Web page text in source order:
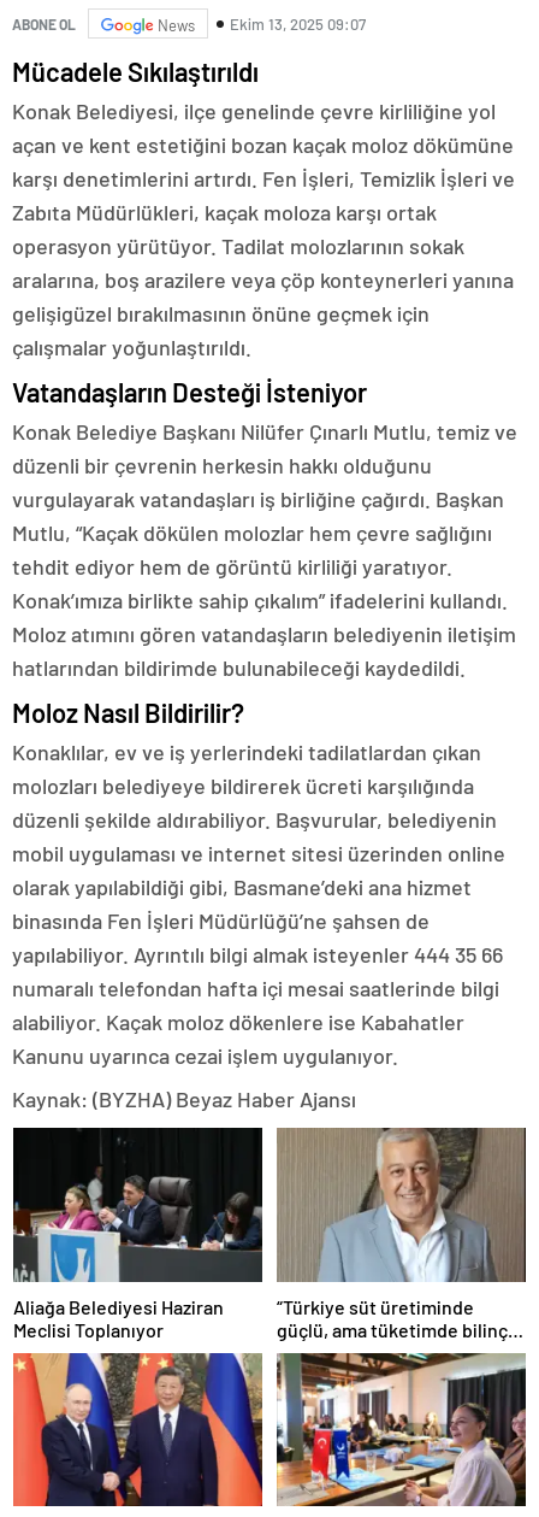
ABONE OL News Ekim 13, 2025 09:07
Mücadele Sıkılaştırıldı
Konak Belediyesi, ilçe genelinde çevre kirliliğine yol
açan ve kent estetiğini bozan kaçak moloz dökümüne
karşı denetimlerini artırdı. Fen İşleri, Temizlik İşleri ve
Zabıta Müdürlükleri, kaçak moloza karşı ortak
operasyon yürütüyor. Tadilat molozlarının sokak
aralarına, boş arazilere veya çöp konteynerleri yanına
gelişigüzel bırakılmasının önüne geçmek için
çalışmalar yoğunlaştırıldı.
Vatandaşların Desteği İsteniyor
Konak Belediye Başkanı Nilüfer Çınarlı Mutlu, temiz ve
düzenli bir çevrenin herkesin hakkı olduğunu
vurgulayarak vatandaşları iş birliğine çağırdı. Başkan
Mutlu, “Kaçak dökülen molozlar hem çevre sağlığını
tehdit ediyor hem de görüntü kirliliği yaratıyor.
Konak’ımıza birlikte sahip çıkalım” ifadelerini kullandı.
Moloz atımını gören vatandaşların belediyenin iletişim
hatlarından bildirimde bulunabileceği kaydedildi.
Moloz Nasıl Bildirilir?
Konaklılar, ev ve iş yerlerindeki tadilatlardan çıkan
molozları belediyeye bildirerek ücreti karşılığında
düzenli şekilde aldırabiliyor. Başvurular, belediyenin
mobil uygulaması ve internet sitesi üzerinden online
olarak yapılabildiği gibi, Basmane’deki ana hizmet
binasında Fen İşleri Müdürlüğü’ne şahsen de
yapılabiliyor. Ayrıntılı bilgi almak isteyenler 444 35 66
numaralı telefondan hafta içi mesai saatlerinde bilgi
alabiliyor. Kaçak moloz dökenlere ise Kabahatler
Kanunu uyarınca cezai işlem uygulanıyor.
Kaynak: (BYZHA) Beyaz Haber Ajansı
Aliağa Belediyesi Haziran
Meclisi Toplanıyor
“Türkiye süt üretiminde
güçlü, ama tüketimde bilinç
şart”